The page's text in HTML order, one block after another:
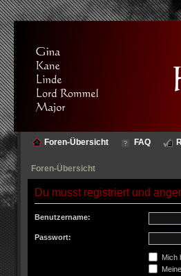
Foren-Übersicht FAQ
Foren-Übersicht
Du musst registriert und
Benutzername:
Passwort:
Mich